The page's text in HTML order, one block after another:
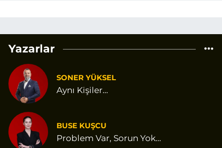
Yazarlar
SONER YÜKSEL
Aynı Kişiler…
BUSE KUŞCU
Problem Var, Sorun Yok…